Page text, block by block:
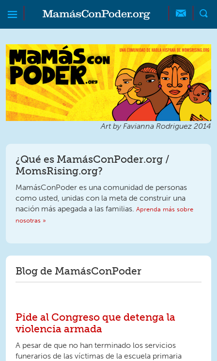
Skip to main content
Skip to main content
MamásConPoder
Art by Favianna Rodriguez 2014
¿Qué es MamásConPoder.org /
MomsRising.org?
MamásConPoder es una comunidad de personas
como usted, unidas con la meta de construir una
nación más apegada a las familias. Aprenda más sobre
nosotras »
Blog de MamásConPoder
Pide al Congreso que detenga la
violencia armada
A pesar de que no han terminado los servicios
funerarios de las víctimas de la escuela primaria